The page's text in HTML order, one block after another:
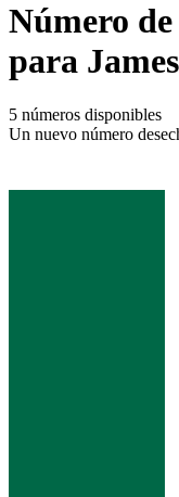
Número
para
5 números disponibles
Un nuevo número